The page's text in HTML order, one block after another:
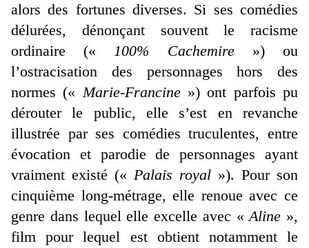
alors des fortunes diverses. Si ses comédies
délurées, dénonçant souvent le racisme
ordinaire (« 100% Cachemire») ou
l’ostracisation des personnages hors des
normes («Marie-Francine») ont parfois pu
dérouter le public, elle s’est en revanche
illustrée par ses comédies truculentes, entre
évocation et parodie de personnages ayant
vraiment existé (« Palais royal »). Pour son
cinquième long-métrage, elle renoue avec ce
genre dans lequel elle excelle avec «Aline »,
film pour lequel est obtient notamment le